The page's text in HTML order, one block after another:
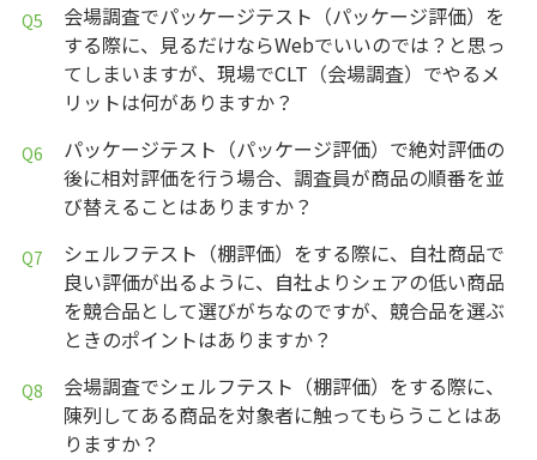
会場調査でパッケージテスト（パッケージ評価）を
する際に、見るだけならWebでいいのでは？と思っ
てしまいますが、現場でCLT（会場調査）でやるメ
リットは何がありますか？
パッケージテスト（パッケージ評価）で絶対評価の
後に相対評価を行う場合、調査員が商品の順番を並
び替えることはありますか？
シェルフテスト（棚評価）をする際に、自社商品で
良い評価が出るように、自社よりシェアの低い商品
を競合品として選びがちなのですが、競合品を選ぶ
ときのポイントはありますか？
会場調査でシェルフテスト（棚評価）をする際に、
陳列してある商品を対象者に触ってもらうことはあ
りますか？